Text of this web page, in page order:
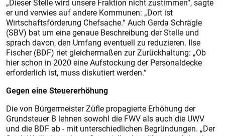
„Dieser Stelle wird unsere Fraktion nicht zustimmen“, sagte
er und verwies auf andere Kommunen: „Dort ist
Wirtschaftsförderung Chefsache.“ Auch Gerda Schrägle
(SBV) bat um eine genaue Beschreibung der Stelle und
sprach davon, den Umfang eventuell zu reduzieren. Ilse
Fischer (BDF) riet gleichermaßen zur Zurückhaltung: „Ob
hier schon in 2020 eine Aufstockung der Personaldecke
erforderlich ist, muss diskutiert werden.“
Gegen eine Steuererhöhung
Die von Bürgermeister Züfle propagierte Erhöhung der
Grundsteuer B lehnen sowohl die FWV als auch die UWV
und die BDF ab - mit unterschiedlichen Begründungen. „Der